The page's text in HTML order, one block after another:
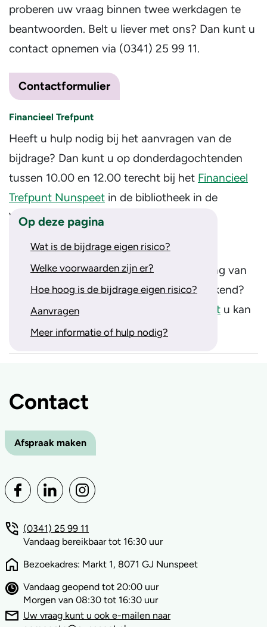
proberen uw vraag binnen twee werkdagen te
beantwoorden. Belt u liever met ons? Dan kunt u
contact opnemen via (0341) 25 99 11.
Contactformulier
Financieel Trefpunt
Heeft u hulp nodig bij het aanvragen van de
bijdrage? Dan kunt u op donderdagochtenden
tussen 10.00 en 12.00 terecht bij het Financieel
Trefpunt Nunspeet in de bibliotheek in de
Veluvine.
Hulpfonds Nunspeet
Komt u niet in aanmerking voor de regeling van
de gemeente of is deze regeling ontoereikend?
Kijk dan ofStichting Hulpfonds Nunspeet u kan
helpen.
Op deze pagina
Wat is de bijdrage eigen risico?
Welke voorwaarden zijn er?
Hoe hoog is de bijdrage eigen risico?
Aanvragen
Meer informatie of hulp nodig?
Contact
Afspraak maken
(0341) 25 99 11
Vandaag bereikbaar tot 16:30 uur
Bezoekadres: Markt 1, 8071 GJ Nunspeet
Vandaag geopend tot 20:00 uur
Morgen van 08:30 tot 16:30 uur
Uw vraag kunt u ook e-mailen naar